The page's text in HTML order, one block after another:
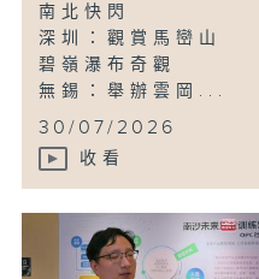
南北快閃
深圳：觀賞馬巒山
碧嶺瀑布奇觀
無錫：舉辦雲岡...
30/07/2026
收看